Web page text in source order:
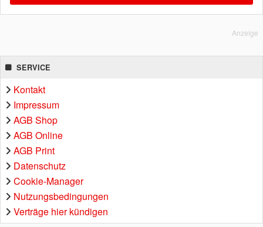
Anzeige
SERVICE
Kontakt
Impressum
AGB Shop
AGB Online
AGB Print
Datenschutz
Cookie-Manager
Nutzungsbedingungen
Verträge hier kündigen